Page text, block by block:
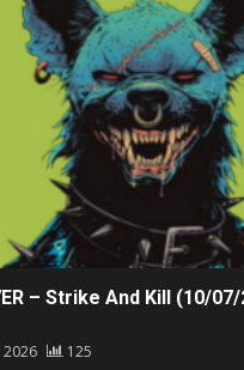
– Strike And Kill (10/
2026 125